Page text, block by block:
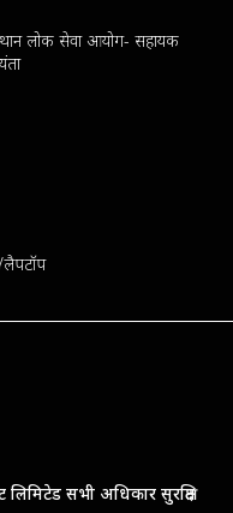
लोक सेवा आयोग- सहायक
लैपटॉप
सभी अधिकार सुरक्षित